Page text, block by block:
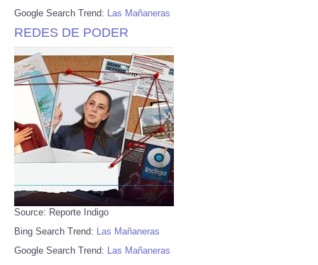
Google Search Trend:
Las Mañaneras
REDES DE PODER
Source: Reporte Indigo
Bing Search Trend:
Las Mañaneras
Google Search Trend:
Las Mañaneras